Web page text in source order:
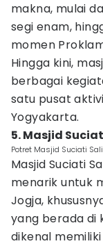
makna, mulai
segi enam,
momen
Hingga kini,
berbagai
satu pusat
Yogyakarta.
5. Masjid
Potret Masjid Suciati
Masjid Suciati
menarik untuk
Jogja,
yang berada di
dikenal